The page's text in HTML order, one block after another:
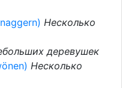
Несколько
деревушек
Несколько